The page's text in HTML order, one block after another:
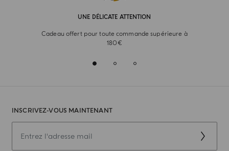
UNE DÉLICATE ATTENTION
Cadeau offert pour toute commande supérieure à
180€
INSCRIVEZ-VOUS MAINTENANT